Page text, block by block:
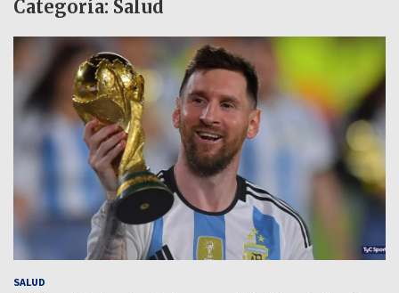
Categoría: Salud
SALUD